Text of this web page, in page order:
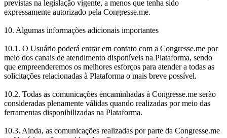
previstas na legislação vigente, a menos que tenha sido
expressamente autorizado pela Congresse.me.
10. Algumas informações adicionais importantes
10.1. O Usuário poderá entrar em contato com a Congresse.me por
meio dos canais de atendimento disponíveis na Plataforma, sendo
que empreenderemos os melhores esforços para atender a todas as
solicitações relacionadas à Plataforma o mais breve possível.
10.2. Todas as comunicações encaminhadas à Congresse.me serão
consideradas plenamente válidas quando realizadas por meio das
ferramentas disponibilizadas na Plataforma.
10.3. Ainda, as comunicações realizadas por parte da Congresse.me